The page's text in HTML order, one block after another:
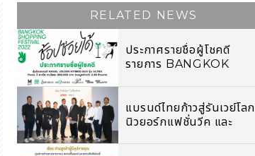
RELATED NEWS
ประกาศรายชื่อผู้โชคดี
รายการ BANGKOK
แบรนด์ไทยก้าวสู่รันเวย์โลก
นิวยอร์กแฟชั่นวีค และ